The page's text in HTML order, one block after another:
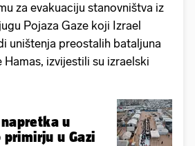
za evakuaciju stanovništva iz
Pojaza Gaze koji Izrael
uništenja preostalih bataljuna
izvijestili su izraelski
u
u Gazi